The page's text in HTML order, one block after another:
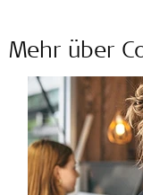
Mehr über